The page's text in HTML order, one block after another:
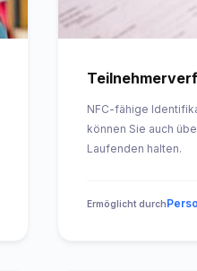
NFC-fähige
können Sie auch
Laufenden halten.
Ermöglicht durch